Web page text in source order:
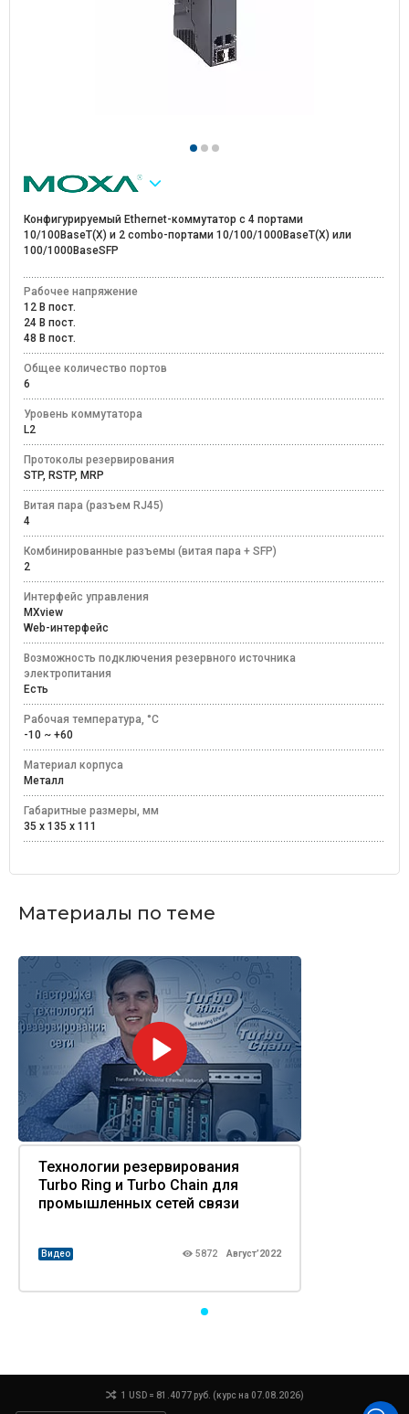
Конфигурируемый Ethernet-коммутатор с 4 портами
10/100BaseT(X) и 2 combo-портами 10/100/1000BaseT(X) или
100/1000BaseSFP
Рабочее напряжение
12 В пост.
24 В пост.
48 В пост.
Общее количество портов
6
Уровень коммутатора
L2
Протоколы резервирования
STP, RSTP, MRP
Витая пара (разъем RJ45)
4
Комбинированные разъемы (витая пара + SFP)
2
Интерфейс управления
MXview
Web-интерфейс
Возможность подключения резервного источника
электропитания
Есть
Рабочая температура, °C
-10 ~ +60
Материал корпуса
Металл
Габаритные размеры, мм
35 x 135 x 111
Материалы по теме
Технологии резервирования
Turbo Ring и Turbo Chain для
промышленных сетей связи
Видео 5872 Август’2022
1 USD = 81.4077 руб. (курс на 07.08.2026)